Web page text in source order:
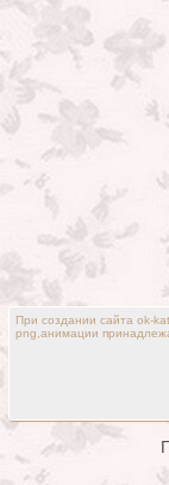
При создании сайта ok-
png,анимации